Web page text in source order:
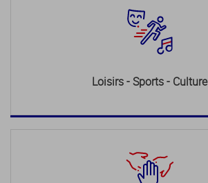
Loisirs - Sports - Culture